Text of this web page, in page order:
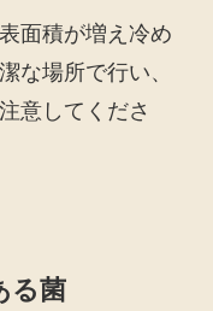
面積が増え冷め
な場所で行い、
意してくださ
る菌